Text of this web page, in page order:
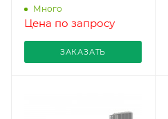
3.4Ом
Много
Цена по запросу
ЗАКАЗАТЬ